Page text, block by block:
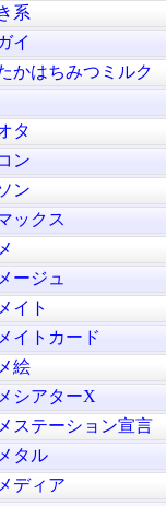
系
イ
かはちみつミルク
タ
ン
ン
ックス
ージュ
イト
イトカード
絵
シアターX
ステーション宣言
タル
ディア